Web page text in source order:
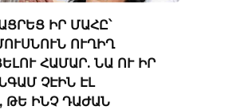
ԻՐ ՄԱՀԸ՝
ՈՒՂԻՂ
ՀԱՄԱՐ. ՆԱ ՈՒ ԻՐ
ՉԷԻՆ ԷԼ
ԹԵ ԻՆՉ ԴԱԺԱՆ